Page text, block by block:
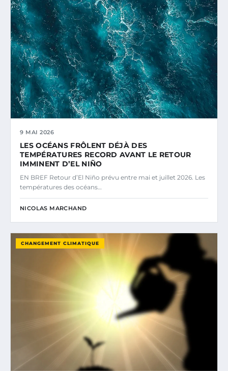
9 MAI 2026
LES OCÉANS FRÔLENT DÉJÀ DES
TEMPÉRATURES RECORD AVANT LE RETOUR
IMMINENT D’EL NIÑO
EN BREF Retour d’El Niño prévu entre mai et juillet 2026. Les
températures des océans…
NICOLAS MARCHAND
CHANGEMENT CLIMATIQUE